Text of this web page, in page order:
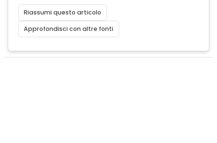
Riassumi questo articolo
Approfondisci con altre fonti